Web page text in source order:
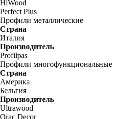
HiWood
Perfect Plus
Профили металлические
Страна
Италия
Производитель
Profilpas
Профили многофункциональные
Страна
Америка
Бельгия
Производитель
Ultrawood
Orac Decor